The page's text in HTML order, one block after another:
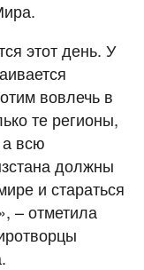
этот день. У
вовлечь в
те регионы,
а всю
должны
и стараться
– отметила